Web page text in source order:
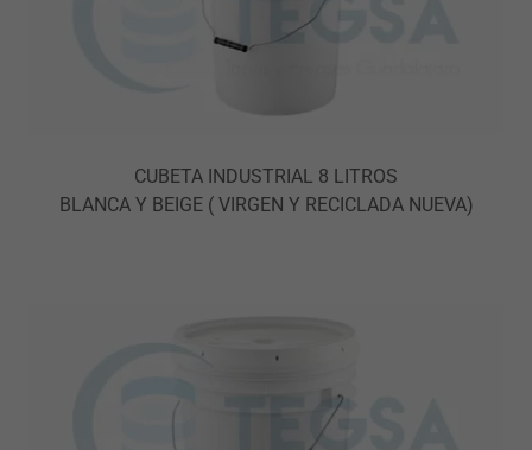
CUBETA INDUSTRIAL 8 LITROS
BLANCA Y BEIGE ( VIRGEN Y RECICLADA NUEVA)